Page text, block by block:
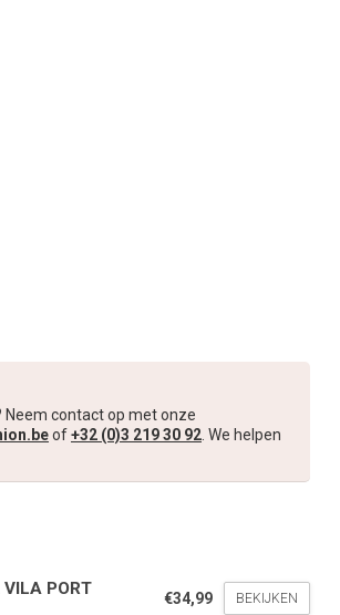
Neem contact op met onze
of+32 (0)3 219 30 92 . We helpen
PORT
€34,99 BEKIJKEN